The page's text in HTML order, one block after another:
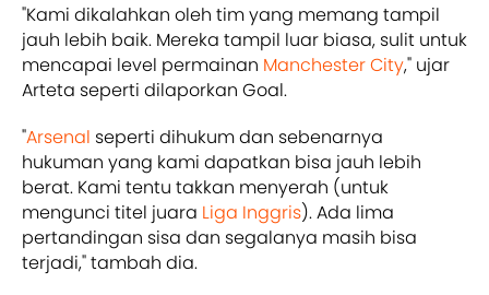
"Kami dikalahkan oleh tim yang memang tampil
jauh lebih baik. Mereka tampil luar biasa, sulit untuk
mencapai level permainan Manchester City," ujar
Arteta seperti dilaporkan Goal.
"Arsenal seperti dihukum dan sebenarnya
hukuman yang kami dapatkan bisa jauh lebih
berat. Kami tentu takkan menyerah (untuk
mengunci titel juara Liga Inggris). Ada lima
pertandingan sisa dan segalanya masih bisa
terjadi," tambah dia.